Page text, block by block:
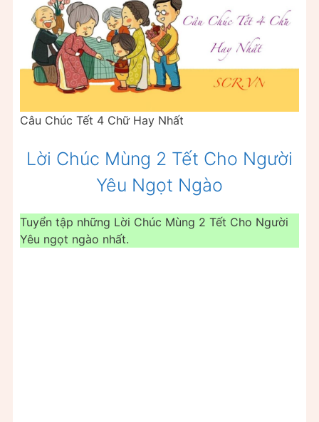
Câu Chúc Tết 4 Chữ Hay Nhất
Lời Chúc Mùng 2 Tết Cho Người
Yêu Ngọt Ngào
Tuyển tập những Lời Chúc Mùng 2 Tết Cho Người
Yêu ngọt ngào nhất.